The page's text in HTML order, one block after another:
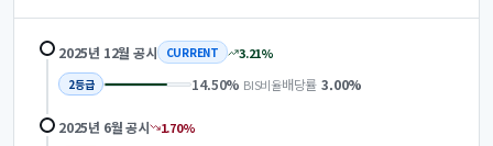
2025년 12월 공시 CURRENT 3.21%
2등급 14.50% BIS비율배당률 3.00%
2025년 6월공시 1.70%